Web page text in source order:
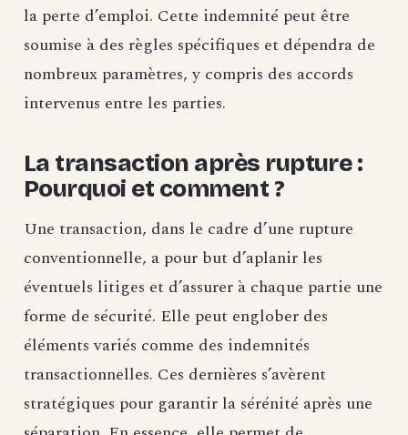
la perte d’emploi. Cette indemnité peut être
soumise à des règles spécifiques et dépendra de
nombreux paramètres, y compris des accords
intervenus entre les parties.
La transaction après rupture :
Pourquoi et comment ?
Une transaction, dans le cadre d’une rupture
conventionnelle, a pour but d’aplanir les
éventuels litiges et d’assurer à chaque partie une
forme de sécurité. Elle peut englober des
éléments variés comme des indemnités
transactionnelles. Ces dernières s’avèrent
stratégiques pour garantir la sérénité après une